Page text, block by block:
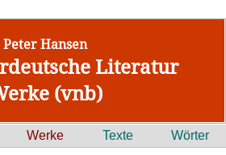
Peter Hansen
Literatur
(vnb)
Werke Texte Wörter